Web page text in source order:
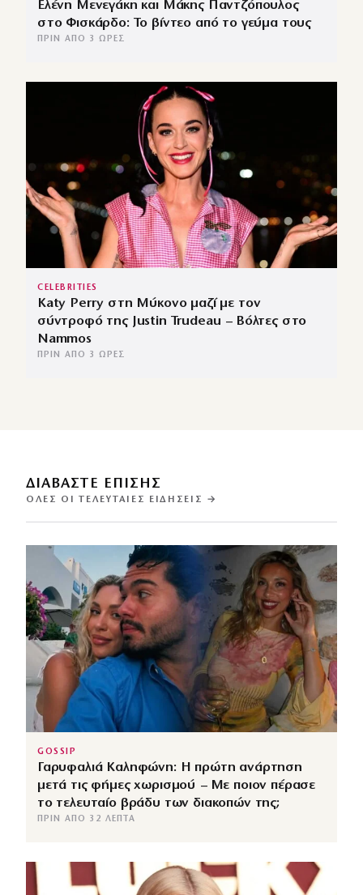
Ελένη Μενεγάκη και Μάκης Παντζόπουλος
στο Φισκάρδο: Το βίντεο από το γεύμα τους
ΠΡΙΝ ΑΠΌ 3 ΏΡΕΣ
CELEBRITIES
Katy Perry στη Μύκονο μαζί με τον
σύντροφό της Justin Trudeau – Βόλτες στο
Nammos
ΠΡΙΝ ΑΠΌ 3 ΏΡΕΣ
ΔΙΑΒΑΣΤΕ ΕΠΙΣΗΣ
ΌΛΕΣ ΟΙ ΤΕΛΕΥΤΑΊΕΣ ΕΙΔΉΣΕΙΣ →
GOSSIP
Γαρυφαλιά Καληφώνη: Η πρώτη ανάρτηση
μετά τις φήμες χωρισμού – Με ποιον πέρασε
το τελευταίο βράδυ των διακοπών της;
ΠΡΙΝ ΑΠΌ 32 ΛΕΠΤΆ